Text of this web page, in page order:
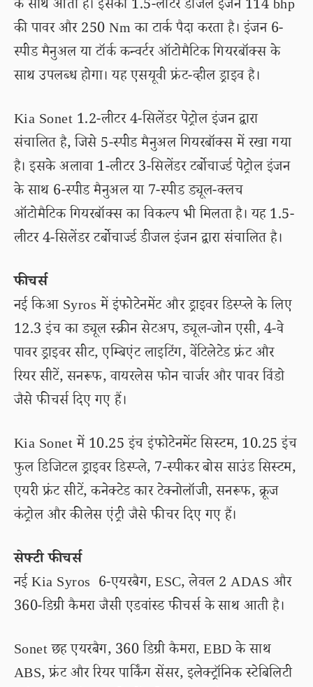
के साथ आता है। इसका 1.5-लीटर डीजल इंजन 114 bhp
की पावर और 250 Nm का टार्क पैदा करता है। इंजन 6-
स्पीड मैनुअल या टॉर्क कन्वर्टर ऑटोमैटिक गियरबॉक्स के
साथ उपलब्ध होगा। यह एसयूवी फ्रंट-व्हील ड्राइव है।
Kia Sonet 1.2-लीटर 4-सिलेंडर पेट्रोल इंजन द्वारा
संचालित है, जिसे 5-स्पीड मैनुअल गियरबॉक्स में रखा गया
है। इसके अलावा 1-लीटर 3-सिलेंडर टर्बोचार्ज्ड पेट्रोल इंजन
के साथ 6-स्पीड मैनुअल या 7-स्पीड ड्यूल-क्लच
ऑटोमैटिक गियरबॉक्स का विकल्प भी मिलता है। यह 1.5-
लीटर 4-सिलेंडर टर्बोचार्ज्ड डीजल इंजन द्वारा संचालित है।
फीचर्स
नई किआ Syros में इंफोटेनमेंट और ड्राइवर डिस्प्ले के लिए
12.3 इंच का ड्यूल स्क्रीन सेटअप, ड्यूल-जोन एसी, 4-वे
पावर ड्राइवर सीट, एम्बिएंट लाइटिंग, वेंटिलेटेड फ्रंट और
रियर सीटें, सनरूफ, वायरलेस फोन चार्जर और पावर विंडो
जैसे फीचर्स दिए गए हैं।
Kia Sonet में 10.25 इंच इंफोटेनमेंट सिस्टम, 10.25 इंच
फुल डिजिटल ड्राइवर डिस्प्ले, 7-स्पीकर बोस साउंड सिस्टम,
एयरी फ्रंट सीटें, कनेक्टेड कार टेक्नोलॉजी, सनरूफ, क्रूज
कंट्रोल और कीलेस एंट्री जैसे फीचर दिए गए हैं।
सेफ्टी फीचर्स
नई Kia Syros 6-एयरबैग, ESC, लेवल 2 ADAS और
360-डिग्री कैमरा जैसी एडवांस्ड फीचर्स के साथ आती है।
Sonet छह एयरबैग, 360 डिग्री कैमरा, EBD के साथ
ABS, फ्रंट और रियर पार्किंग सेंसर, इलेक्ट्रॉनिक स्टेबिलिटी